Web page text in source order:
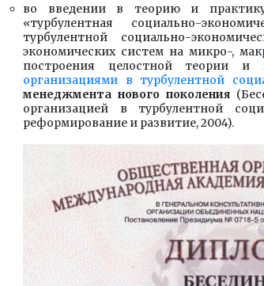
во введении в теорию и
«турбулентная социально-
турбулентной социально-
экономических систем на микро-,
построения целостной теории и
организациями в турбулентной
менеджмента нового поколения
организацией в турбулентной
реформирование и развитие, 2004).